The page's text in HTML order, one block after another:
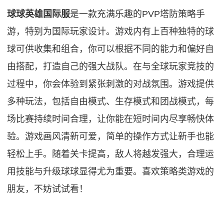
球球英雄国际服是一款充满乐趣的PVP塔防策略手
游，特别为国际玩家设计。游戏内有上百种独特的球
球可供收集和组合，你可以根据不同的能力和偏好自
由搭配，打造自己的强大战队。在与全球玩家竞技的
过程中，你会体验到紧张刺激的对战氛围。游戏提供
多种玩法，包括自由模式、生存模式和团战模式，每
场比赛持续时间合理，让你能在短时间内尽享畅快体
验。游戏画风清新可爱，简单的操作方式让新手也能
轻松上手。随着关卡提高，敌人将越发强大，合理运
用技能与升级球球显得尤为重要。喜欢策略类游戏的
朋友，不妨试试看！